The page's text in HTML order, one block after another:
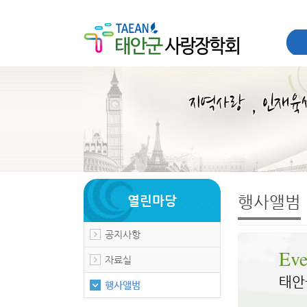
열린마당
공지사항
자료실
행사앨범
행사앨범
태